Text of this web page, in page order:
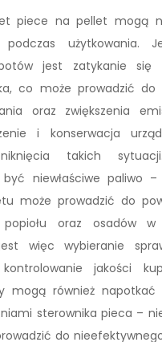
piece na pellet mogą
użytkowania.
jest zatykanie się
co może prowadzić do
oraz zwiększenia
i konserwacja
takich
niewłaściwe paliwo –
może prowadzić do
oraz osadów w
więc wybieranie
jakości
mogą również napotkać
sterownika pieca –
do